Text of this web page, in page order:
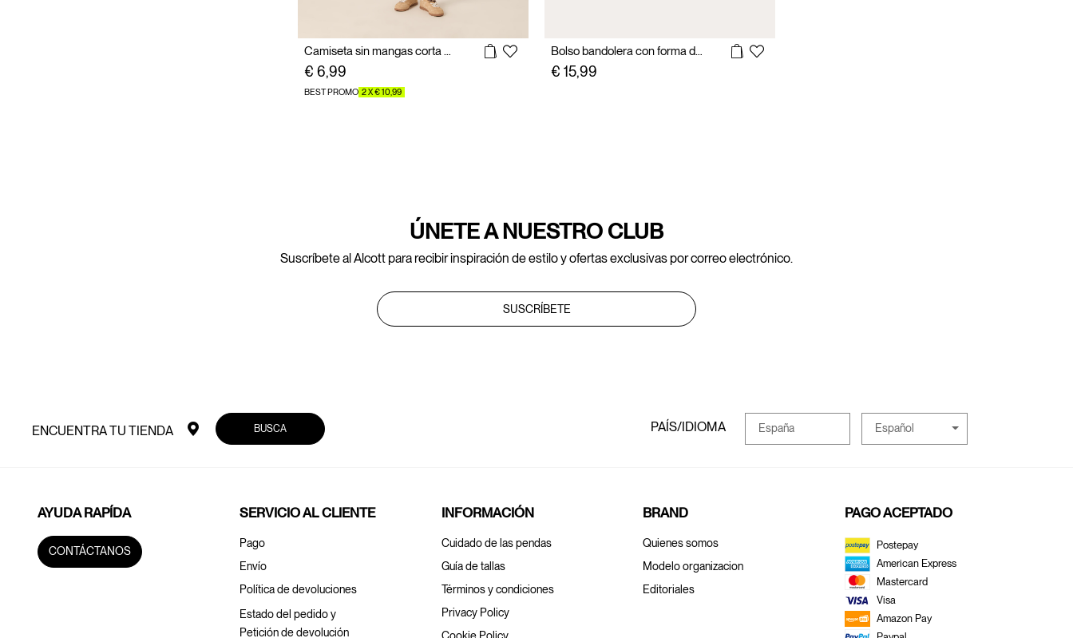
€ 6,99
BEST PROMO 2 X € 10,99
Bolso bandolera con forma de media luna
€ 15,99
ÚNETE A NUESTRO CLUB
Suscríbete al Alcott para recibir inspiración de estilo y ofertas exclusivas por correo electrónico.
SUSCRÍBETE
ENCUENTRA TU TIENDA BUSCA PAÍS/IDIOMA España Español
AYUDA RAPÍDA
CONTÁCTANOS
SERVICIO AL CLIENTE
Pago
Envío
Política de devoluciones
Estado del pedido y
Petición de devolución
INFORMACIÓN
Cuidado de las pendas
Guía de tallas
Términos y condiciones
Privacy Policy
Cookie Policy
BRAND
Quienes somos
Modelo organizacion
Editoriales
PAGO ACEPTADO
Postepay
American Express
Mastercard
Visa
Amazon Pay